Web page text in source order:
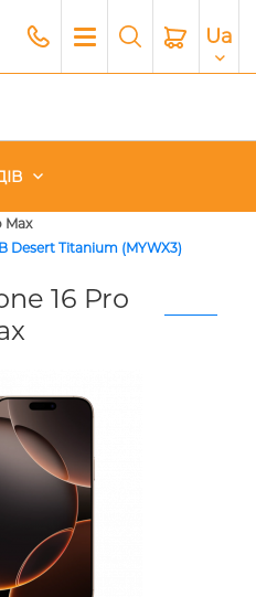
Ua
Max
Desert Titanium (MYWX3)
16 Pro